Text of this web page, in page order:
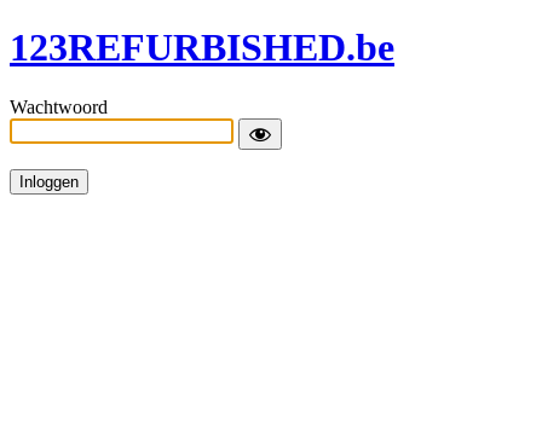
123REFURBISHED.be
Wachtwoord